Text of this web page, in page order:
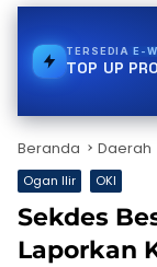
TERSEDIA
TOP UP
Beranda Daerah
Ogan Ilir OKI
Sekdes
Laporkan